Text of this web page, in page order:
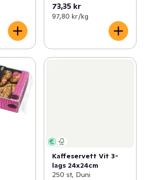
73,35 kr
97,80 kr /kg
Kaffeservett Vit 3-
lags 24x24cm
250 st, Duni